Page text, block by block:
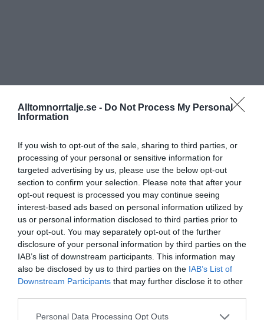
Alltomnorrtalje.se - Do Not Process My Personal
Information
If you wish to opt-out of the sale, sharing to third parties, or
processing of your personal or sensitive information for
targeted advertising by us, please use the below opt-out
section to confirm your selection. Please note that after your
opt-out request is processed you may continue seeing
interest-based ads based on personal information utilized by
us or personal information disclosed to third parties prior to
your opt-out. You may separately opt-out of the further
disclosure of your personal information by third parties on the
IAB’s list of downstream participants. This information may
also be disclosed by us to third parties on the IAB’s List of
Downstream Participants that may further disclose it to other
Personal Data Processing Opt Outs